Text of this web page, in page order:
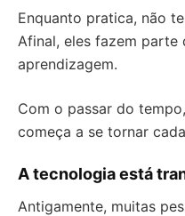
Enquanto pratica, não
Afinal, eles fazem parte
aprendizagem.
Com o passar do
começa a se tornar
A tecnologia está
Antigamente, muitas